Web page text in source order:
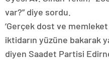
var?” diye sordu.
‘Gerçek dost ve
iktidarın yüzüne bakarak
diyen Saadet Partisi